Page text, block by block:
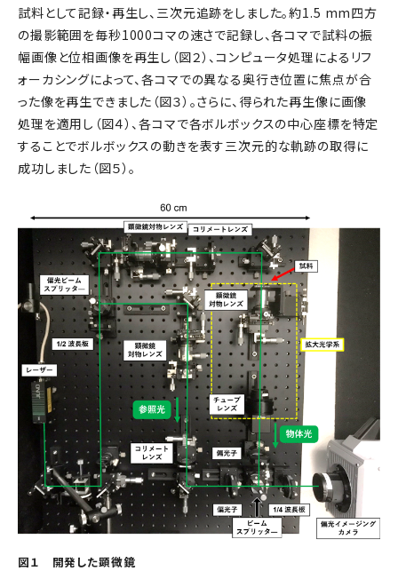
試料として記録・再生し、三次元追跡をしました。約1.5 mm四方
の撮影範囲を毎秒1000コマの速さで記録し、各コマで試料の振
幅画像と位相画像を再生し（図２）、コンピュータ処理によるリフ
ォーカシングによって、各コマでの異なる奥行き位置に焦点が合
った像を再生できました（図３）。さらに、得られた再生像に画像
処理を適用し（図４）、各コマで各ボルボックスの中心座標を特定
することでボルボックスの動きを表す三次元的な軌跡の取得に
成功しました（図５）。
図１ 開発した顕微鏡